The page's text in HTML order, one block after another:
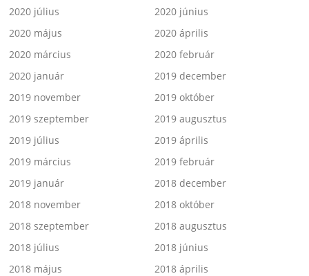
2020 július
2020 június
2020 május
2020 április
2020 március
2020 február
2020 január
2019 december
2019 november
2019 október
2019 szeptember
2019 augusztus
2019 július
2019 április
2019 március
2019 február
2019 január
2018 december
2018 november
2018 október
2018 szeptember
2018 augusztus
2018 július
2018 június
2018 május
2018 április